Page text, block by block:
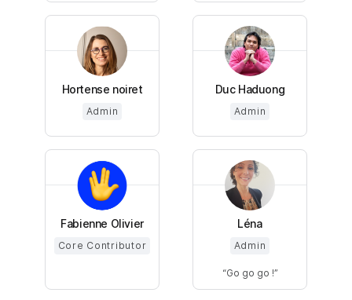
Hortense noiret
Admin
Duc Haduong
Admin
Fabienne Olivier
Core Contributor
Léna
Admin
Go go go !